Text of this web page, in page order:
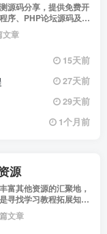
源码分享，提供免费开
序、PHP论坛源码及论
决方案，所有源码均经
可用，助力快速搭建稳
文章
15天前
27天前
29天前
1个月前
源
富其他资源的汇聚地，
寻找学习教程拓展知
搜集各类素材激发创作
或是查询专业数据辅助
文章